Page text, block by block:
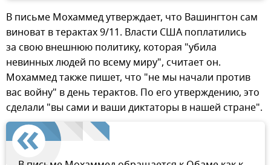
В письме Мохаммед утверждает, что Вашингтон сам
виноват в терактах 9/11. Власти США поплатились
за свою внешнюю политику, которая "убила
невинных людей по всему миру", считает он.
Мохаммед также пишет, что "не мы начали против
вас войну" в день терактов. По его утверждению, это
сделали "вы сами и ваши диктаторы в нашей стране".